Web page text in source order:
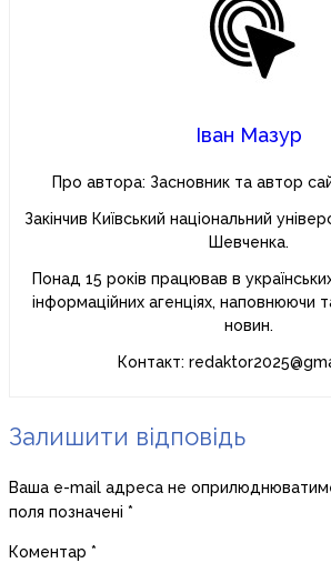
Іван Мазур
Про автора: Засновник та автор
Закінчив Київський національний
Шевченка.
Понад 15 років працював в
інформаційних агенціях, наповнюючи
новин.
Контакт:
Залишити відповідь
Ваша e-mail адреса не
поля позначені *
Коментар *